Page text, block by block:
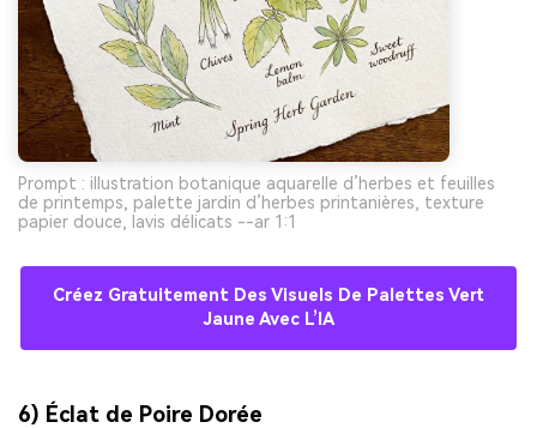
Prompt : illustration botanique aquarelle d’herbes et feuilles
de printemps, palette jardin d’herbes printanières, texture
papier douce, lavis délicats --ar 1:1
Créez Gratuitement Des Visuels De Palettes Vert
Jaune Avec L’IA
6) Éclat de Poire Dorée